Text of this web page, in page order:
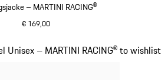
Trainingsjacke – MARTINI RACING®
€ 169,00
Unisex – MARTINI RACING® to wishlist